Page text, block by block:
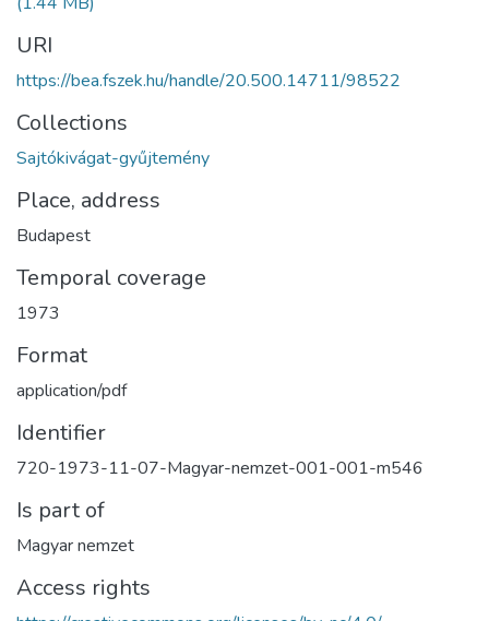
URI
https://bea.fszek.hu/handle/20.500.14711/98522
Collections
Sajtókivágat-gyűjtemény
Place, address
Budapest
Temporal coverage
1973
Format
application/pdf
Identifier
720-1973-11-07-Magyar-nemzet-001-001-m546
Is part of
Magyar nemzet
Access rights